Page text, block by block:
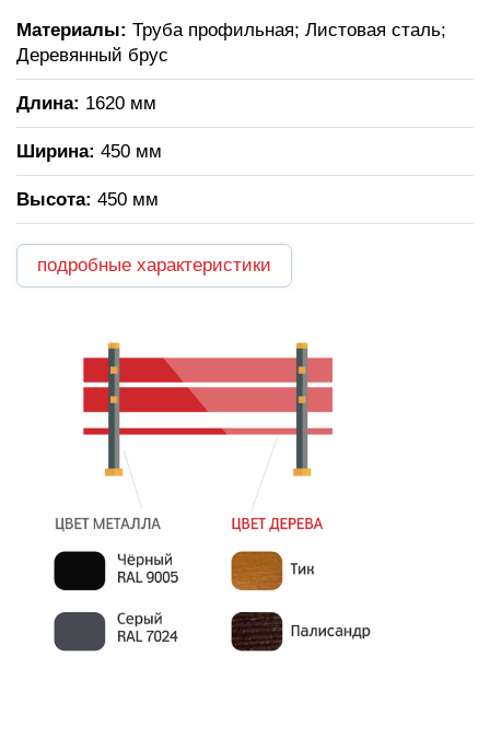
Материалы: Труба профильная; Листовая сталь;
Деревянный брус
Длина: 1620 мм
Ширина: 450 мм
Высота: 450 мм
подробные характеристики